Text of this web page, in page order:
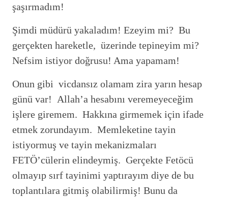
şaşırmadım!
Şimdi müdürü yakaladım! Ezeyim mi? Bu
gerçekten hareketle, üzerinde tepineyim mi?
Nefsim istiyor doğrusu! Ama yapamam!
Onun gibi vicdansız olamam zira yarın hesap
günü var! Allah’a hesabını veremeyeceğim
işlere giremem. Hakkına girmemek için ifade
etmek zorundayım. Memleketine tayin
istiyormuş ve tayin mekanizmaları
FETÖ’cülerin elindeymiş. Gerçekte Fetöcü
olmayıp sırf tayinimi yaptırayım diye de bu
toplantılara gitmiş olabilirmiş! Bunu da